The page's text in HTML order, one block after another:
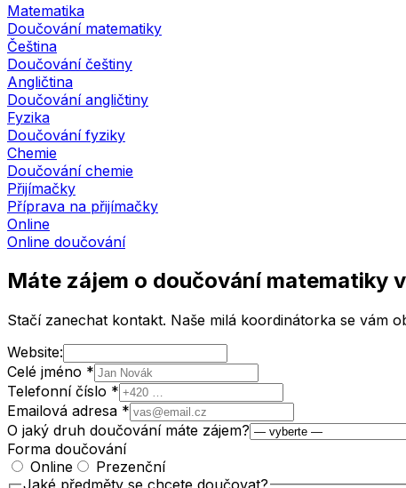
Matematika
Doučování matematiky
Čeština
Doučování češtiny
Angličtina
Doučování angličtiny
Fyzika
Doučování fyziky
Chemie
Doučování chemie
Přijímačky
Příprava na přijímačky
Online
Online doučování
Máte zájem o doučování matematiky
Stačí zanechat kontakt. Naše milá koordinátorka se vám
Website:
Celé jméno *
Telefonní číslo *
Emailová adresa *
O jaký druh doučování máte zájem?
Forma doučování
Online
Prezenční